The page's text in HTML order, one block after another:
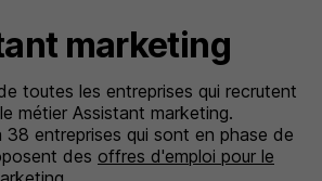
marketing
toutes les entreprises qui recrutent
métier Assistant marketing.
38 entreprises qui sont en phase de
des offres d'emploi pour le